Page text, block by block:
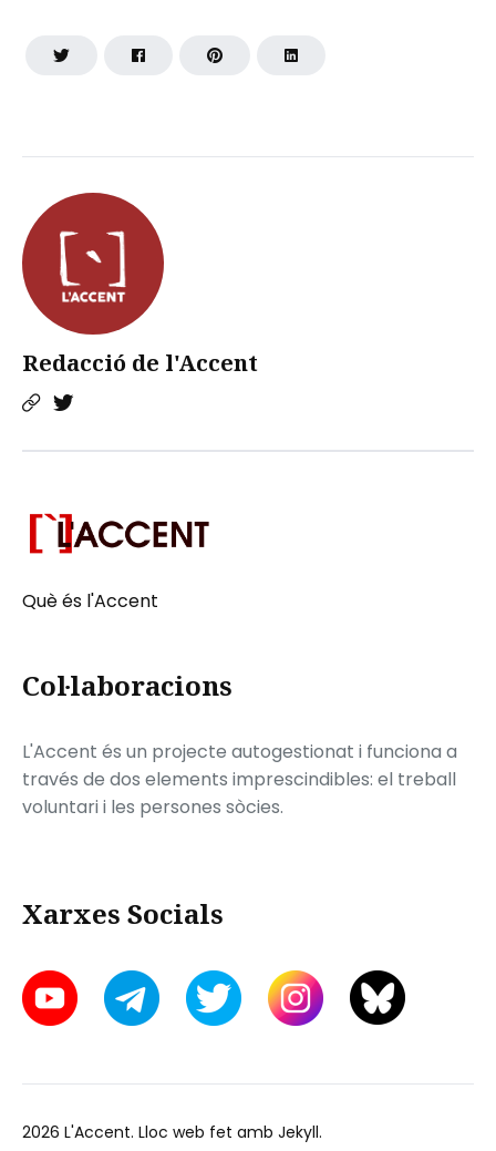
Redacció de l'Accent
Què és l'Accent
Col·laboracions
L'Accent és un projecte autogestionat i funciona a
través de dos elements imprescindibles: el treball
voluntari i les persones sòcies.
Xarxes Socials
2026 L'Accent. Lloc web fet amb Jekyll.